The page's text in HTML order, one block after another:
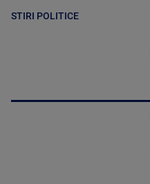
STIRI POLITICE